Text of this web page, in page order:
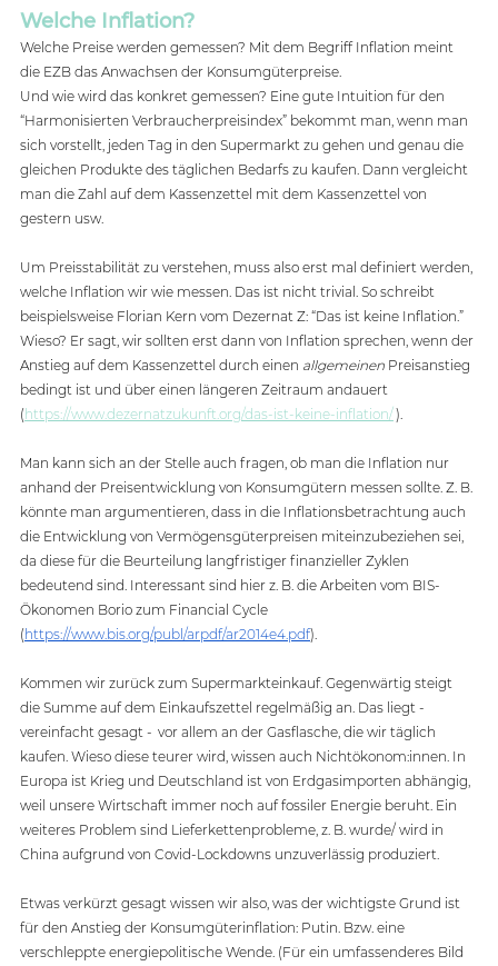
Welche Inflation?
Welche Preise werden gemessen? Mit dem Begriff Inflation meint
die EZB das Anwachsen der Konsumgüterpreise.
Und wie wird das konkret gemessen? Eine gute Intuition für den
“Harmonisierten Verbraucherpreisindex” bekommt man, wenn man
sich vorstellt, jeden Tag in den Supermarkt zu gehen und genau die
gleichen Produkte des täglichen Bedarfs zu kaufen. Dann vergleicht
man die Zahl auf dem Kassenzettel mit dem Kassenzettel von
gestern usw.
Um Preisstabilität zu verstehen, muss also erst mal definiert werden,
welche Inflation wir wie messen. Das ist nicht trivial. So schreibt
beispielsweise Florian Kern vom Dezernat Z: “Das ist keine Inflation.”
Wieso? Er sagt, wir sollten erst dann von Inflation sprechen, wenn der
Anstieg auf dem Kassenzettel durch einen allgemeinen Preisanstieg
bedingt ist und über einen längeren Zeitraum andauert
( https://www.dezernatzukunft.org/das-ist-keine-inflation/ ).
Man kann sich an der Stelle auch fragen, ob man die Inflation nur
anhand der Preisentwicklung von Konsumgütern messen sollte. Z. B.
könnte man argumentieren, dass in die Inflationsbetrachtung auch
die Entwicklung von Vermögensgüterpreisen miteinzubeziehen sei,
da diese für die Beurteilung langfristiger finanzieller Zyklen
bedeutend sind. Interessant sind hier z. B. die Arbeiten vom BIS-
Ökonomen Borio zum Financial Cycle
( https://www.bis.org/publ/arpdf/ar2014e4.pdf).
Kommen wir zurück zum Supermarkteinkauf. Gegenwärtig steigt
die Summe auf dem Einkaufszettel regelmäßig an. Das liegt -
vereinfacht gesagt -  vor allem an der Gasflasche, die wir täglich
kaufen. Wieso diese teurer wird, wissen auch Nichtökonom:innen. In
Europa ist Krieg und Deutschland ist von Erdgasimporten abhängig,
weil unsere Wirtschaft immer noch auf fossiler Energie beruht. Ein
weiteres Problem sind Lieferkettenprobleme, z. B. wurde/ wird in
China aufgrund von Covid-Lockdowns unzuverlässig produziert.
Etwas verkürzt gesagt wissen wir also, was der wichtigste Grund ist
für den Anstieg der Konsumgüterinflation: Putin. Bzw. eine
verschleppte energiepolitische Wende. (Für ein umfassenderes Bild